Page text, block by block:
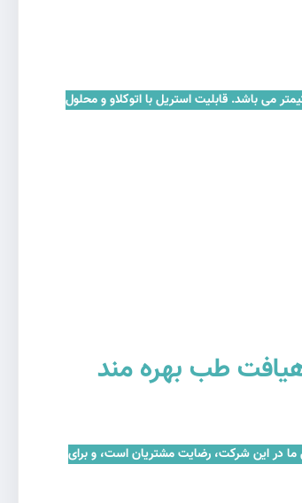
سبک و خوش دست بودن از استیل ضد زنگ آلمانی ساخته شده است. و به مرور زمان دچار زنگ زدگی و خوردگی نمی شود. طول کلی این پنس 13.5 سانتیمتر می باشد. قابلیت استریل با اتوکلاو و محلول
طب بهره مند
اصلی ما در این شرکت، رضایت مشتریان است، و برای